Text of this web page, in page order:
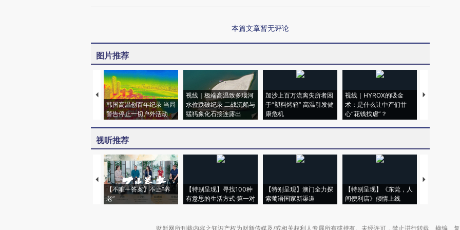
本篇文章暂无评论
图片推荐
韩国高温创百年纪录 当局
警告停止一切户外活动
视线｜极端高温致多瑙河
水位跌破纪录 二战沉船与
猛犸象化石接连露出
加沙上百万流离失所者困
于“塑料烤箱” 高温引发健
康危机
视线｜HYROX的吸金
术：是什么让中产们甘
心“花钱找虐”？
马航飞行员
视听推荐
【不唯一答案】不止“养
老”
【特别呈现】寻找100种
有意思的生活方式·第一对
【特别呈现】澳门全力探
索葡语国家新渠道
【特别呈现】《东莞，人
间便利店》倾情上线
【推广】走
财新网所刊载内容之知识产权为财新传媒及/或相关权利人专属所有或持有。未经许可，禁止进行转载、摘编、复